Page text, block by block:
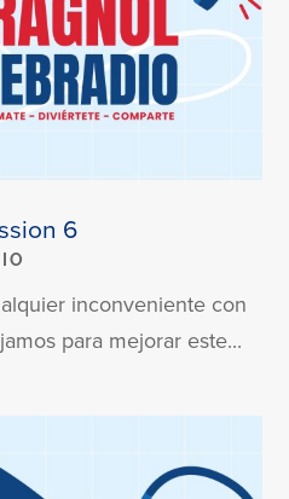
6
inconveniente con
para mejorar este...